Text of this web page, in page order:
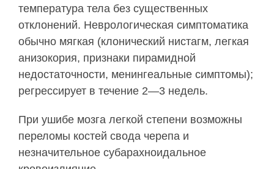
температура тела без существенных
отклонений. Неврологичес­кая симптоматика
обычно мягкая (клонический нистагм, легкая
анизокория, признаки пирамид­ной
недостаточности, менингеальные симптомы);
регрессирует в течение 2—3 недель.
При ушибе мозга легкой степени возможны
пе­реломы костей свода черепа и
незначительное субарахноидальное